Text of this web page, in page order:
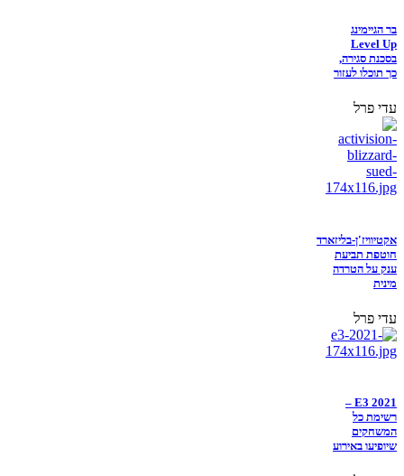
בר הגיימינג
Level Up
בסכנת סגירה,
כך תוכלו לעזור
עדי פרל
אקטיוויז'ן-בליזארד
חוטפת תביעת
ענק על הטרדה
מינית
עדי פרל
E3 2021 –
רשימת כל
המשחקים
שיופיעו באירוע